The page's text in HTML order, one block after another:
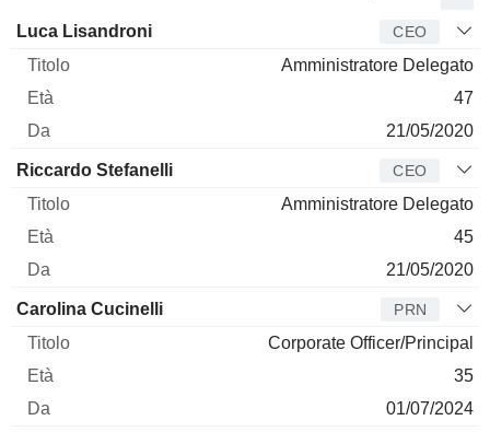
Manager Titolo Età
Luca Lisandroni CEO
Amministratore Delegato
47
21/05/2020
Riccardo Stefanelli CEO
Amministratore Delegato
45
21/05/2020
Carolina Cucinelli PRN
Corporate Officer/Principal
35
01/07/2024